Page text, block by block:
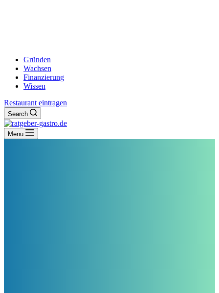
Gründen
Wachsen
Finanzierung
Wissen
Restaurant eintragen
Search
Menu